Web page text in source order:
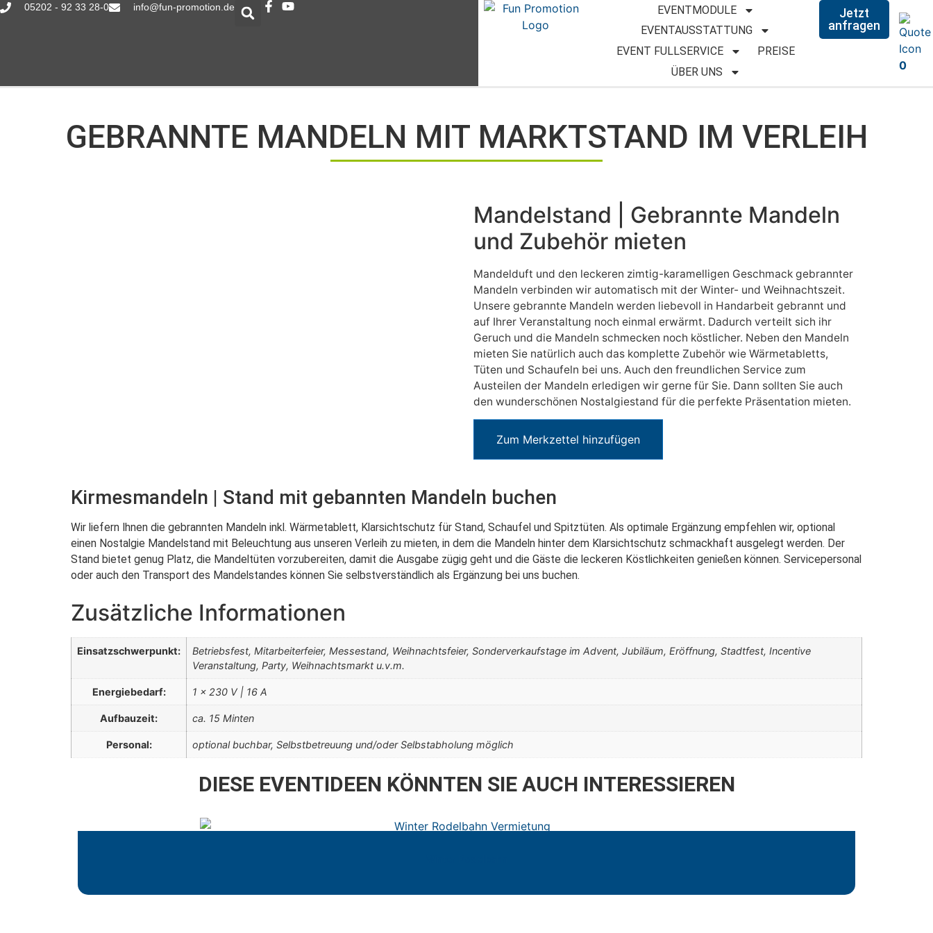
05202 - 92 33 28-0 info@fun-promotion.de
EVENTMODULE
EVENTAUSSTATTUNG
EVENT FULLSERVICE
PREISE
ÜBER UNS
0
Jetzt
anfragen
GEBRANNTE MANDELN MIT MARKTSTAND IM VERLEIH
Mandelstand | Gebrannte Mandeln
und Zubehör mieten
Mandelduft und den leckeren zimtig-karamelligen Geschmack gebrannter
Mandeln verbinden wir automatisch mit der Winter- und Weihnachtszeit.
Unsere gebrannte Mandeln werden liebevoll in Handarbeit gebrannt und
auf Ihrer Veranstaltung noch einmal erwärmt. Dadurch verteilt sich ihr
Geruch und die Mandeln schmecken noch köstlicher. Neben den Mandeln
mieten Sie natürlich auch das komplette Zubehör wie Wärmetabletts,
Tüten und Schaufeln bei uns. Auch den freundlichen Service zum
Austeilen der Mandeln erledigen wir gerne für Sie. Dann sollten Sie auch
den wunderschönen Nostalgiestand für die perfekte Präsentation mieten.
Zum Merkzettel hinzufügen
Kirmesmandeln | Stand mit gebannten Mandeln buchen
Wir liefern Ihnen die gebrannten Mandeln inkl. Wärmetablett, Klarsichtschutz für Stand, Schaufel und Spitztüten. Als optimale Ergänzung empfehlen wir, optional
einen Nostalgie Mandelstand mit Beleuchtung aus unseren Verleih zu mieten, in dem die Mandeln hinter dem Klarsichtschutz schmackhaft ausgelegt werden. Der
Stand bietet genug Platz, die Mandeltüten vorzubereiten, damit die Ausgabe zügig geht und die Gäste die leckeren Köstlichkeiten genießen können. Servicepersonal
oder auch den Transport des Mandelstandes können Sie selbstverständlich als Ergänzung bei uns buchen.
Zusätzliche Informationen
Einsatzschwerpunkt:
Betriebsfest, Mitarbeiterfeier, Messestand, Weihnachtsfeier, Sonderverkaufstage im Advent, Jubiläum, Eröffnung, Stadtfest, Incentive
Veranstaltung, Party, Weihnachtsmarkt u.v.m.
Energiebedarf: 1 x 230 V | 16 A
Aufbauzeit: ca. 15 Minten
Personal: optional buchbar, Selbstbetreuung und/oder Selbstabholung möglich
DIESE EVENTIDEEN KÖNNTEN SIE AUCH INTERESSIEREN